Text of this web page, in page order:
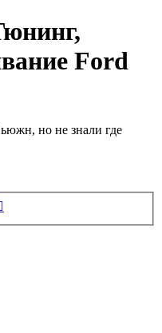
Ford
но не знали где